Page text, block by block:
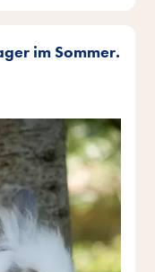
im Sommer.